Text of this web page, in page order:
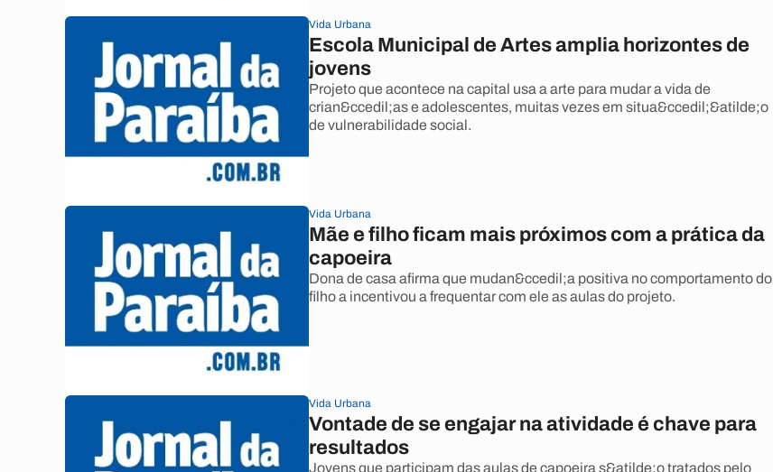
Vida Urbana
Escola Municipal de Artes amplia horizontes de
jovens
Projeto que acontece na capital usa a arte para mudar a vida de
crian&ccedil;as e adolescentes, muitas vezes em situa&ccedil;&atilde;o
de vulnerabilidade social.
Vida Urbana
Mãe e filho ficam mais próximos com a prática da
capoeira
Dona de casa afirma que mudan&ccedil;a positiva no comportamento do
filho a incentivou a frequentar com ele as aulas do projeto.
Vida Urbana
Vontade de se engajar na atividade é chave para
resultados
Jovens que participam das aulas de capoeira s&atilde;o tratados pelo